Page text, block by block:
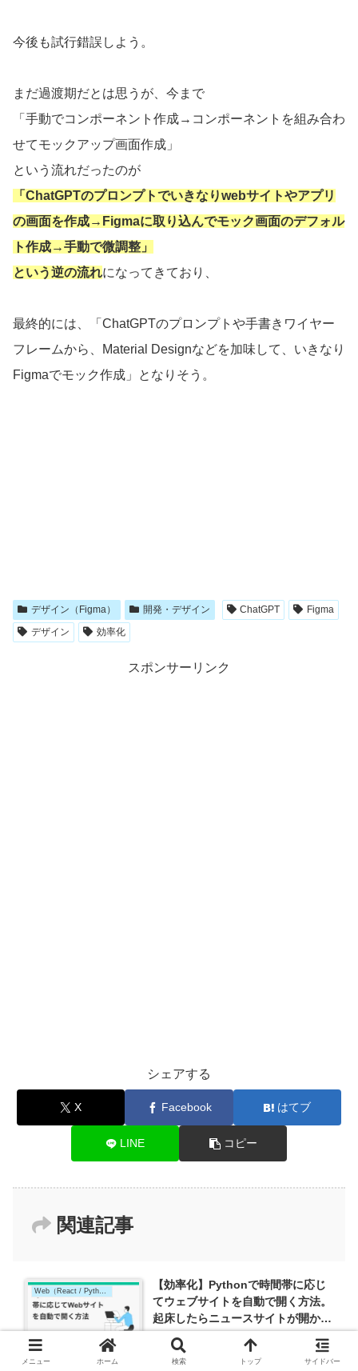
今後も試行錯誤しよう。
まだ過渡期だとは思うが、今まで
「手動でコンポーネント作成→コンポーネントを組み合わ
せてモックアップ画面作成」
という流れだったのが
「ChatGPTのプロンプトでいきなりwebサイトやアプリ
の画面を作成→Figmaに取り込んでモック画面のデフォル
ト作成→手動で微調整」
という逆の流れになってきており、
最終的には、「ChatGPTのプロンプトや手書きワイヤー
フレームから、Material Designなどを加味して、いきなり
Figmaでモック作成」となりそう。
デザイン（Figma） 開発・デザイン ChatGPT
Figma
デザイン
効率化
スポンサーリンク
シェアする
X Facebook はてブ
LINE コピー
関連記事
Web（React / Python）
【効率化】Pythonで時間帯に応じ
てウェブサイトを自動で開く方法。
起床したらニュースサイトが開かれ
ている状態に
メニュー ホーム 検索 トップ サイドバー